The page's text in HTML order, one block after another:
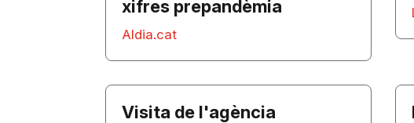
xifres prepandèmia
Aldia.cat
Visita de l'agència